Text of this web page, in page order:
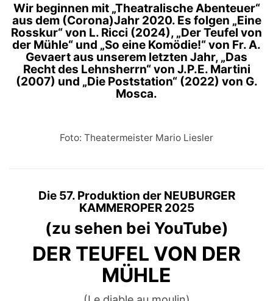
Wir beginnen mit „Theatralische Abenteuer“
aus dem (Corona)Jahr 2020. Es folgen „Eine
Rosskur“ von L. Ricci (2024), „Der Teufel von
der Mühle“ und „So eine Komödie!“ von Fr. A.
Gevaert aus unserem letzten Jahr, „Das
Recht des Lehnsherrn“ von J.P.E. Martini
(2007) und „Die Poststation“ (2022) von G.
Mosca.
Foto: Theatermeister Mario Liesler
Die 57. Produktion der NEUBURGER
KAMMEROPER 2025
(zu sehen bei YouTube)
DER TEUFEL VON DER
MÜHLE